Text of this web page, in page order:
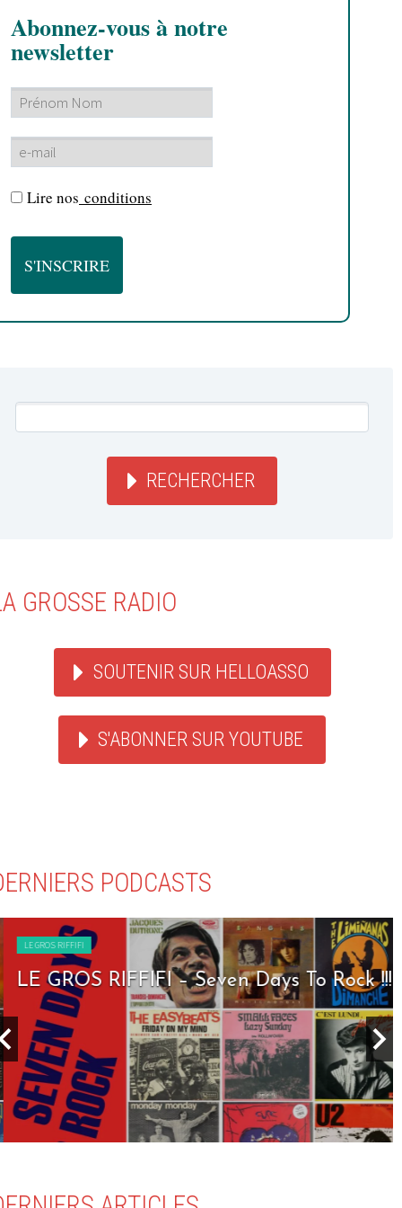
Abonnez-vous à notre
newsletter
Lire nos conditions
RECHERCHER
GROSSE RADIO
SOUTENIR SUR HELLOASSO
S'ABONNER SUR YOUTUBE
PODCASTS
LE GROS RIFFIFI
LE GROS RIFFIFI – Seven Days To Rock !!!